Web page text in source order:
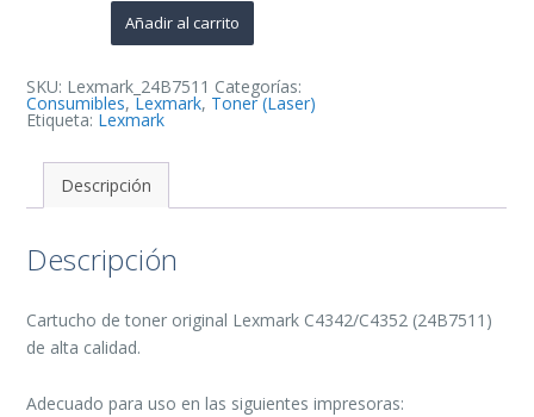
24B7511
cantidad
Añadir al carrito
SKU: Lexmark_24B7511 Categorías:
Consumibles, Lexmark, Toner (Laser)
Etiqueta: Lexmark
Descripción
Descripción
Cartucho de toner original Lexmark C4342/C4352 (24B7511)
de alta calidad.
Adecuado para uso en las siguientes impresoras: